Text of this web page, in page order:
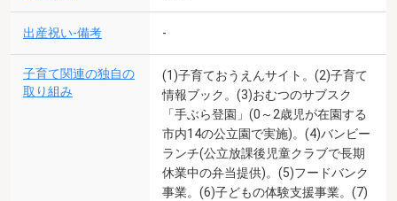
出産祝い-備考 -
子育て関連の独自の
取り組み
(1)子育ておうえんサイト。(2)子育て
情報ブック。(3)おむつのサブスク
「手ぶら登園」(0～2歳児が在園する
市内14の公立園で実施)。(4)バンビー
ランチ(公立放課後児童クラブで長期
休業中の弁当提供)。(5)フードバンク
事業。(6)子どもの体験支援事業。(7)